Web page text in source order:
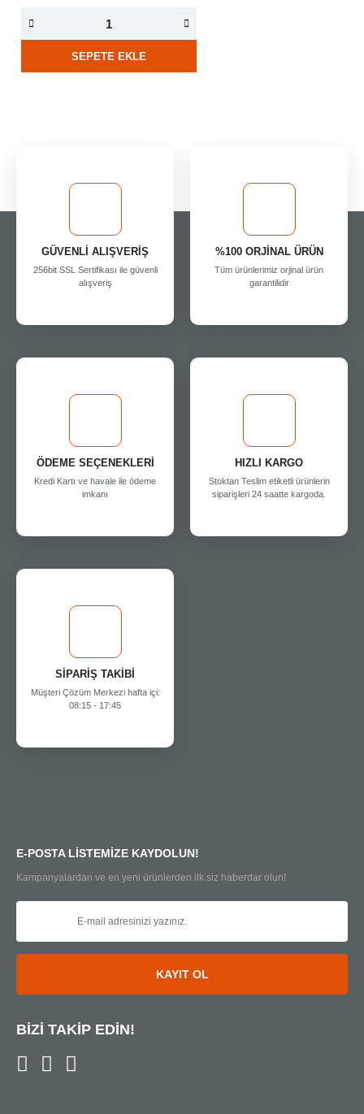
SEPETE EKLE
GÜVENLİ ALIŞVERİŞ
256bit SSL Sertifikası ile güvenli
alışveriş
%100 ORJİNAL ÜRÜN
Tüm ürünlerimiz orjinal ürün
garantilidir
ÖDEME SEÇENEKLERİ
Kredi Kartı ve havale ile ödeme
imkanı
HIZLI KARGO
Stoktan Teslim etiketli ürünlerin
siparişleri 24 saatte kargoda.
SİPARİŞ TAKİBİ
Müşteri Çözüm Merkezi hafta içi:
08:15 - 17:45
E-POSTA LİSTEMİZE KAYDOLUN!
Kampanyalardan ve en yeni ürünlerden ilk siz haberdar olun!
KAYIT OL
BİZİ TAKİP EDİN!